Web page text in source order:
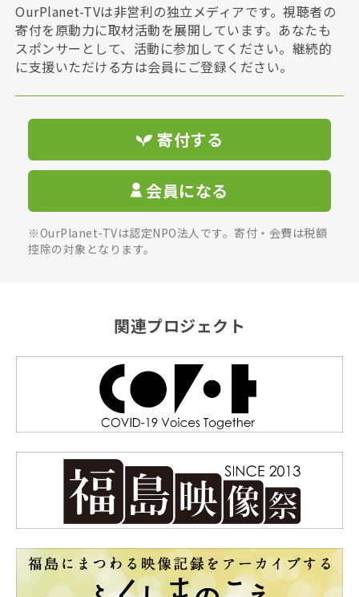
OurPlanet-TVは非営利の独立メディアです。視聴者の
寄付を原動力に取材活動を展開しています。あなたも
スポンサーとして、活動に参加してください。継続的
に支援いただける方は会員にご登録ください。
寄付する
会員になる
※OurPlanet-TVは認定NPO法人です。寄付・会費は税額
控除の対象となります。
関連プロジェクト